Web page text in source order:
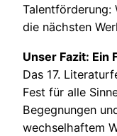
Talentförderung:
die nächsten
Unser Fazit: Ein
Das 17.
Fest für alle
Begegnungen
wechselhaftem